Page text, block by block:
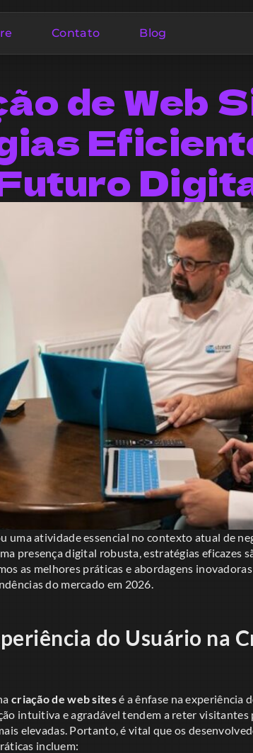
Contato Blog
de Web
uma atividade essencial no contexto atual de
presença digital robusta, estratégias eficazes
as melhores práticas e abordagens
do mercado em 2026.
do Usuário na
criação de web sitesé a ênfase na experiência
intuitiva e agradável tendem a reter visitantes
elevadas. Portanto, é vital que os
incluem: